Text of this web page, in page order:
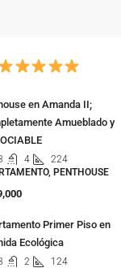
en Amanda II;
Amueblado y
4
224
PENTHOUSE
Primer Piso en
Ecológica
2
124